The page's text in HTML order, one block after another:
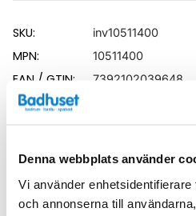
Denna webbplats använder
Vi använder
och annonserna till
SKU: inv10511400
MPN: 10511400
EAN / GTIN: 7392102039648
INR_garantivillkor.pdf(77.97